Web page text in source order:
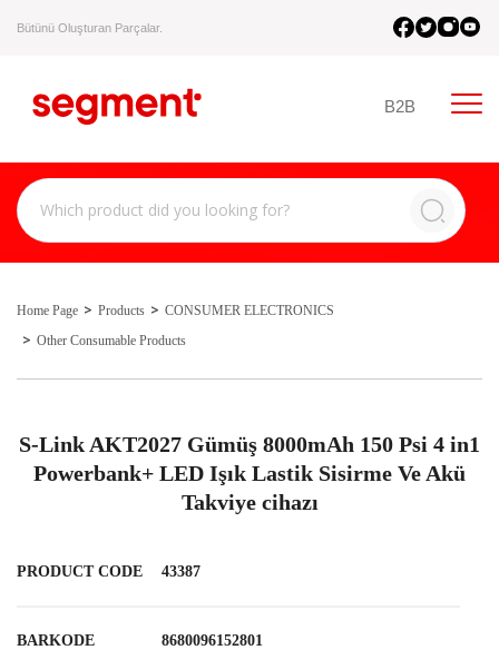
Bütünü Oluşturan Parçalar.
B2B
Home Page Products
CONSUMER ELECTRONICS
Other Consumable Products
S-Link AKT2027 Gümüş 8000mAh 150 Psi 4 in1
Powerbank+ LED Işık Lastik Sisirme Ve Akü
Takviye cihazı
PRODUCT CODE 43387
BARKODE 8680096152801